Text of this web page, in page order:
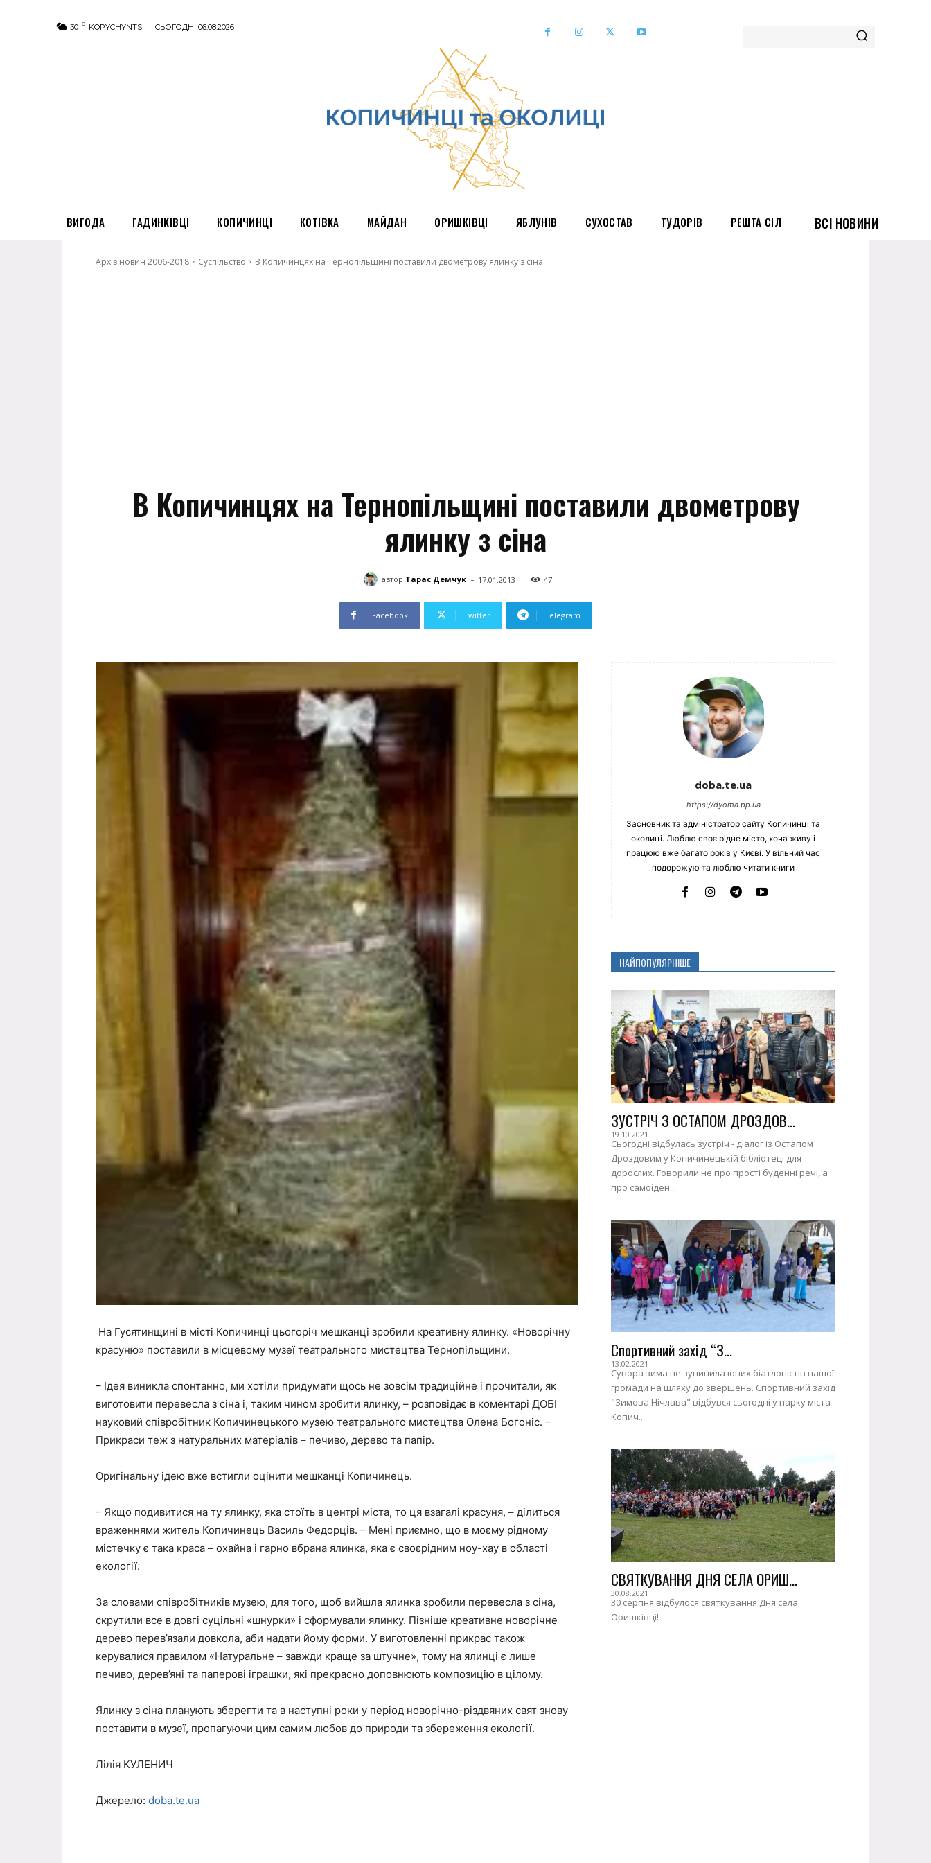
30 C KOPYCHYNTSI СЬОГОДНІ 06.08.2026
ВИГОДА ГАДИНКІВЦІ КОПИЧИНЦІ КОТІВКА МАЙДАН ОРИШКІВЦІ ЯБЛУНІВ СУХОСТАВ ТУДОРІВ РЕШТА СІЛ ВСІ НОВИНИ
Архів новин 2006-2018 Суспільство В Копичинцях на Тернопільщині поставили двометрову ялинку з сіна
В Копичинцях на Тернопільщині поставили двометрову
ялинку з сіна
автор Тарас Демчук - 17.01.2013 47
Facebook Twitter Telegram
На Гусятинщині в місті Копичинці цьогоріч мешканці зробили креативну ялинку. «Новорічну
красуню» поставили в місцевому музеї театрального мистецтва Тернопільщини.
– Ідея виникла спонтанно, ми хотіли придумати щось не зовсім традиційне і прочитали, як
виготовити перевесла з сіна і, таким чином зробити ялинку, – розповідає в коментарі ДОБІ
науковий співробітник Копичинецького музею театрального мистецтва Олена Богоніс. –
Прикраси теж з натуральних матеріалів – печиво, дерево та папір.
Оригінальну ідею вже встигли оцінити мешканці Копичинець.
– Якщо подивитися на ту ялинку, яка стоїть в центрі міста, то ця взагалі красуня, – ділиться
враженнями житель Копичинець Василь Федорців. – Мені приємно, що в моєму рідному
містечку є така краса – охайна і гарно вбрана ялинка, яка є своєрідним ноу-хау в області
екології.
За словами співробітників музею, для того, щоб вийшла ялинка зробили перевесла з сіна,
скрутили все в довгі суцільні «шнурки» і сформували ялинку. Пізніше креативне новорічне
дерево перев’язали довкола, аби надати йому форми. У виготовленні прикрас також
керувалися правилом «Натуральне – завжди краще за штучне», тому на ялинці є лише
печиво, дерев’яні та паперові іграшки, які прекрасно доповнюють композицію в цілому.
Ялинку з сіна планують зберегти та в наступні роки у період новорічно-різдвяних свят знову
поставити в музеї, пропагуючи цим самим любов до природи та збереження екології.
Лілія КУЛЕНИЧ
Джерело: doba.te.ua
doba.te.ua
https://dyoma.pp.ua
Засновник та адміністратор сайту Копичинці та
околиці. Люблю своє рідне місто, хоча живу і
працюю вже багато років у Києві. У вільний час
подорожую та люблю читати книги
НАЙПОПУЛЯРНІШЕ
ЗУСТРІЧ З ОСТАПОМ ДРОЗДОВ...
19.10.2021
Сьогодні відбулась зустріч - діалог із Остапом
Дроздовим у Копичинецькій бібліотеці для
дорослих. Говорили не про прості буденні речі, а
про самоіден...
Спортивний захід “З...
13.02.2021
Сувора зима не зупинила юних біатлоністів нашої
громади на шляху до звершень. Спортивний захід
"Зимова Нічлава" відбувся сьогодні у парку міста
Копич...
СВЯТКУВАННЯ ДНЯ СЕЛА ОРИШ...
30.08.2021
30 серпня відбулося святкування Дня села
Оришківці!